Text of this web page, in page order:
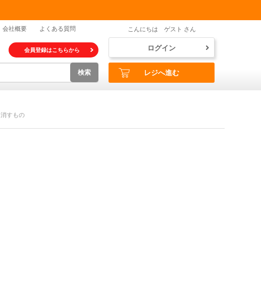
会社概要 よくある質問
会員登録はこちらから
検索
こんにちは ゲスト さん
ログイン
レジへ進む
消すもの